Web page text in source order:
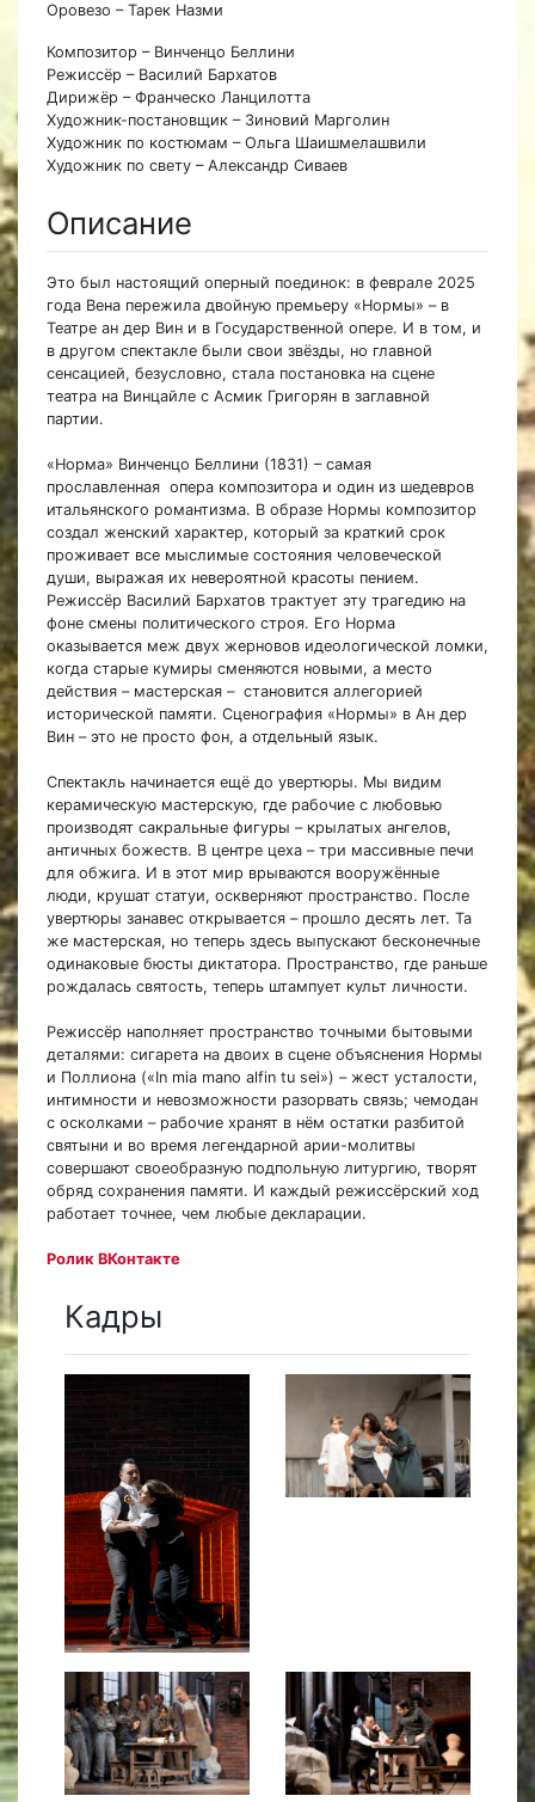
Оровезо – Тарек Назми
Композитор – Винченцо Беллини
Режиссёр – Василий Бархатов
Дирижёр – Франческо Ланцилотта
Художник-постановщик – Зиновий Марголин
Художник по костюмам – Ольга Шаишмелашвили
Художник по свету – Александр Сиваев
Описание
Это был настоящий оперный поединок: в феврале 2025
года Вена пережила двойную премьеру «Нормы» – в
Театре ан дер Вин и в Государственной опере. И в том, и
в другом спектакле были свои звёзды, но главной
сенсацией, безусловно, стала постановка на сцене
театра на Винцайле с Асмик Григорян в заглавной
партии.
«Норма» Винченцо Беллини (1831) – самая
прославленная опера композитора и один из шедевров
итальянского романтизма. В образе Нормы композитор
создал женский характер, который за краткий срок
проживает все мыслимые состояния человеческой
души, выражая их невероятной красоты пением.
Режиссёр Василий Бархатов трактует эту трагедию на
фоне смены политического строя. Его Норма
оказывается меж двух жерновов идеологической ломки,
когда старые кумиры сменяются новыми, а место
действия – мастерская – становится аллегорией
исторической памяти. Сценография «Нормы» в Ан дер
Вин – это не просто фон, а отдельный язык.
Спектакль начинается ещё до увертюры. Мы видим
керамическую мастерскую, где рабочие с любовью
производят сакральные фигуры – крылатых ангелов,
античных божеств. В центре цеха – три массивные печи
для обжига. И в этот мир врываются вооружённые
люди, крушат статуи, оскверняют пространство. После
увертюры занавес открывается – прошло десять лет. Та
же мастерская, но теперь здесь выпускают бесконечные
одинаковые бюсты диктатора. Пространство, где раньше
рождалась святость, теперь штампует культ личности.
Режиссёр наполняет пространство точными бытовыми
деталями: сигарета на двоих в сцене объяснения Нормы
и Поллиона («In mia mano alfin tu sei») – жест усталости,
интимности и невозможности разорвать связь; чемодан
с осколками – рабочие хранят в нём остатки разбитой
святыни и во время легендарной арии-молитвы
совершают своеобразную подпольную литургию, творят
обряд сохранения памяти. И каждый режиссёрский ход
работает точнее, чем любые декларации.
Ролик ВКонтакте
Кадры